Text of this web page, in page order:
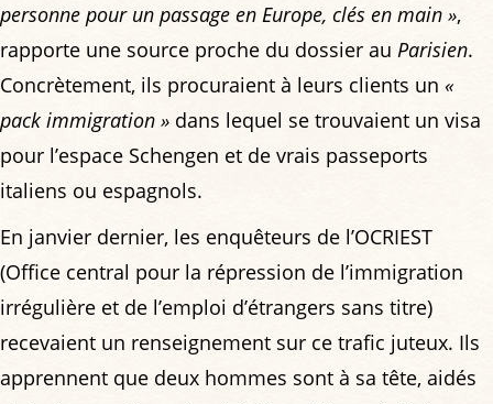
personne pour un passage en Europe, clés en main »,
rapporte une source proche du dossier au Parisien.
Concrètement, ils procuraient à leurs clients un «
pack immigration » dans lequel se trouvaient un visa
pour l’espace Schengen et de vrais passeports
italiens ou espagnols.
En janvier dernier, les enquêteurs de l’OCRIEST
(Office central pour la répression de l’immigration
irrégulière et de l’emploi d’étrangers sans titre)
recevaient un renseignement sur ce trafic juteux. Ils
apprennent que deux hommes sont à sa tête, aidés